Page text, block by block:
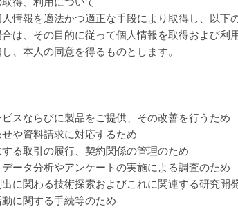
情報を適法かつ適正な手段により取得し、以
は、その目的に従って個人情報を取得および利
、本人の同意を得るものとします。
スならびに製品をご提供、その改善を行うため
や資料請求に対応するため
る取引の履行、契約関係の管理のため
ータ分析やアンケートの実施による調査のため
に関わる技術探索およびこれに関連する研究開
に関する手続等のため